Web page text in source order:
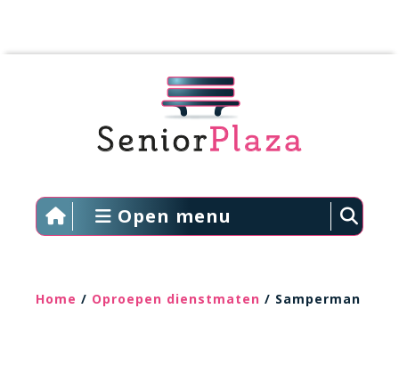
Open menu
Home / Oproepen dienstmaten / Samperman